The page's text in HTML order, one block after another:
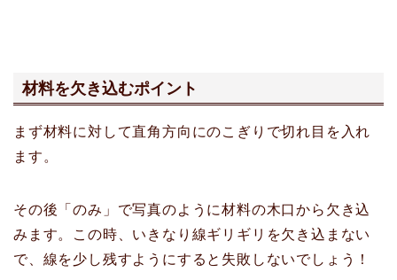
材料を欠き込むポイント
まず材料に対して直角方向にのこぎりで切れ目を入れ
ます。
その後「のみ」で写真のように材料の木口から欠き込
みます。この時、いきなり線ギリギリを欠き込まない
で、線を少し残すようにすると失敗しないでしょう！